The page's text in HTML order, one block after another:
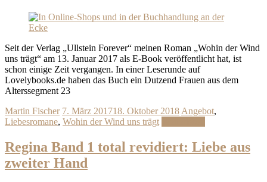
Seit der Verlag „Ullstein Forever“ meinen Roman „Wohin der Wind
uns trägt“ am 13. Januar 2017 als E-Book veröffentlicht hat, ist
schon einige Zeit vergangen. In einer Leserunde auf
Lovelybooks.de haben das Buch ein Dutzend Frauen aus dem
Alterssegment 23
Martin Fischer 7. März 201718. Oktober 2018 Angebot,
Liebesromane, Wohin der Wind uns trägt
Regina Band 1 total revidiert: Liebe aus
zweiter Hand